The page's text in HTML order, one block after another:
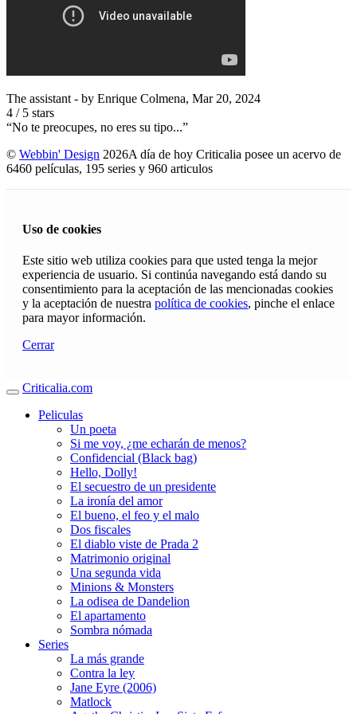
The assistant - by Enrique Colmena, Mar 20, 2024
4 / 5 stars
“No te preocupes, no eres su tipo...”
© Webbin' Design 2026A día de hoy Criticalia posee un acervo de
6460 películas, 195 series y 960 articulos
Uso de cookies
Este sitio web utiliza cookies para que usted tenga la mejor
experiencia de usuario. Si continúa navegando está dando su
consentimiento para la aceptación de las mencionadas cookies
y la aceptación de nuestra política de cookies, pinche el enlace
para mayor información.
Cerrar
Criticalia.com
Peliculas
Un poeta
Si me voy, ¿me echarán de menos?
Confidencial (Black bag)
Hello, Dolly!
El secuestro de un presidente
La ironía del amor
El bueno, el feo y el malo
Dos fiscales
El diablo viste de Prada 2
Matrimonio original
Una segunda vida
Minions & Monsters
La odisea de Dandelion
El apartamento
Sombra nómada
Series
La más grande
Contra la ley
Jane Eyre (2006)
Matlock